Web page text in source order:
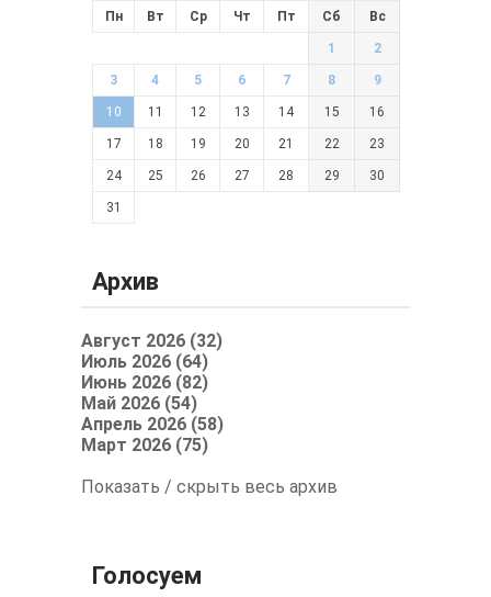
Пн Вт Ср Чт Пт Сб Вс
1 2
3 4 5 6 7 8 9
10 11 12 13 14 15 16
17 18 19 20 21 22 23
24 25 26 27 28 29 30
31
Архив
Август 2026 (32)
Июль 2026 (64)
Июнь 2026 (82)
Май 2026 (54)
Апрель 2026 (58)
Март 2026 (75)
Показать / скрыть весь архив
Голосуем